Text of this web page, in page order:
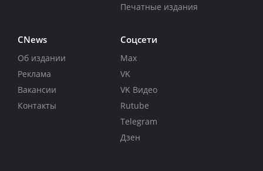
Печатные издания
CNews
Об издании
Реклама
Вакансии
Контакты
Соцсети
Max
VK
VK Видео
Rutube
Telegram
Дзен